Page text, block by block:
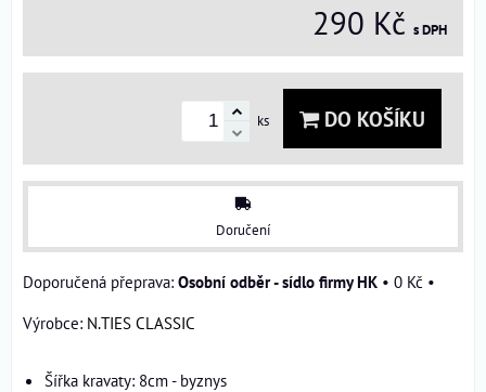
290 Kč s DPH
ks DO KOŠÍKU
Doručení
Osobní odběr - sídlo firmy HK • 0 Kč •
Výrobce: N.TIES CLASSIC
Šířka kravaty: 8cm - byznys